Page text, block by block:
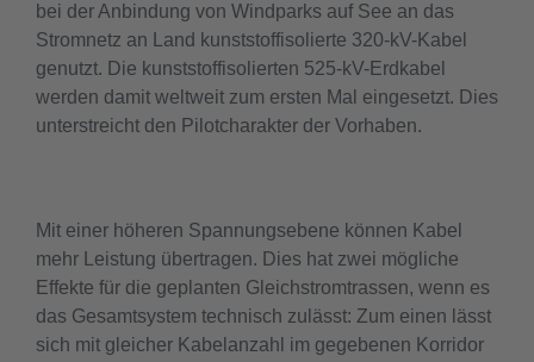
bei der Anbindung von Windparks auf See an das
Stromnetz an Land kunststoffisolierte 320-kV-Kabel
genutzt. Die kunststoffisolierten 525-kV-Erdkabel
werden damit weltweit zum ersten Mal eingesetzt. Dies
unterstreicht den Pilotcharakter der Vorhaben.
Mit einer höheren Spannungsebene können Kabel
mehr Leistung übertragen. Dies hat zwei mögliche
Effekte für die geplanten Gleichstromtrassen, wenn es
das Gesamtsystem technisch zulässt: Zum einen lässt
sich mit gleicher Kabelanzahl im gegebenen Korridor